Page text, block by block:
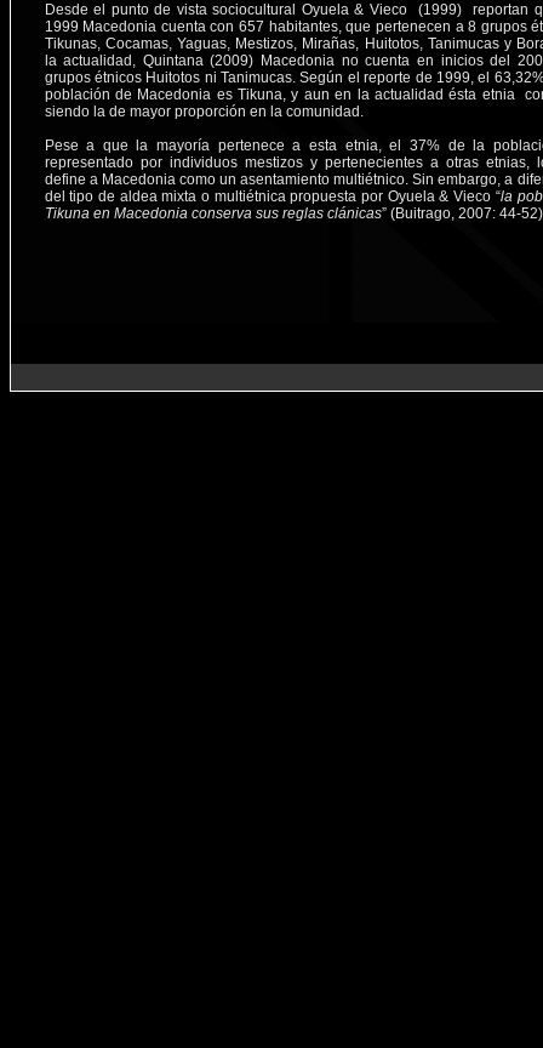
Desde el punto de vista sociocultural Oyuela & Vieco (1999) reportan
1999 Macedonia cuenta con 657 habitantes, que pertenecen a 8 grupos
Tikunas, Cocamas, Yaguas, Mestizos, Mirañas, Huitotos, Tanimucas y
la actualidad, Quintana (2009) Macedonia no cuenta en inicios del
grupos étnicos Huitotos ni Tanimucas. Según el reporte de 1999, el
población de Macedonia es Tikuna, y aun en la actualidad ésta etnia
siendo la de mayor proporción en la comunidad.
Pese a que la mayoría pertenece a esta etnia, el 37% de la
representado por individuos mestizos y pertenecientes a otras etnias,
define a Macedonia como un asentamiento multiétnico.Sin embargo, a
del tipo de aldea mixta o multiétnica propuesta por Oyuela & Vieco “la
Tikuna en Macedonia conserva sus reglas clánicas” (Buitrago, 2007: 44-